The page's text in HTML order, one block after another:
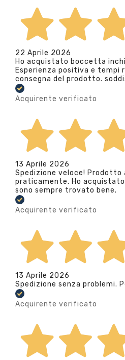
22 Aprile 2026
Ho acquistato boccetta
Esperienza positiva e tempi
consegna del prodotto.
Acquirente verificato
13 Aprile 2026
Spedizione veloce! Prodotto
praticamente. Ho
sono sempre trovato bene.
Acquirente verificato
13 Aprile 2026
Spedizione senza problemi.
Acquirente verificato